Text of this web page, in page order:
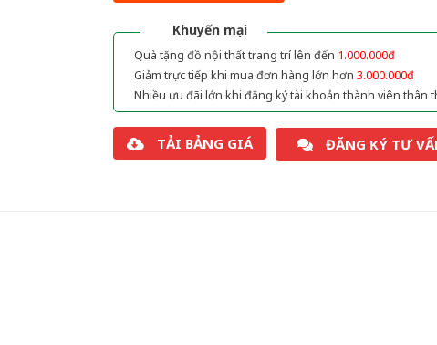
Khuyến mại
Quà tặng đồ nội thất trang trí lên đến 1.000.000đ
Giảm trực tiếp khi mua đơn hàng lớn hơn 3.000.000đ
Nhiều ưu đãi lớn khi đăng ký tài khoản thành viên thân
TẢI BẢNG GIÁ ĐĂNG KÝ TƯ